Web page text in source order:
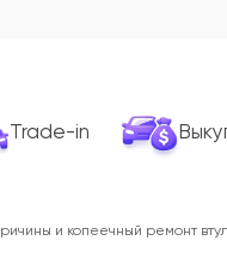
Trade-in
и копеечный ремонт